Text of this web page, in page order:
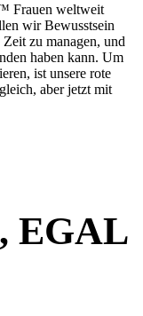
Frauen weltweit
wir Bewusstsein
zu managen, und
haben kann. Um
ist unsere rote
aber jetzt mit
EGAL